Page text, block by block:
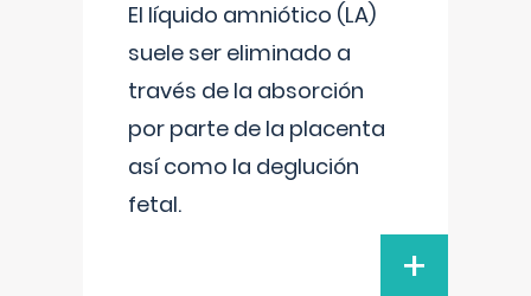
El líquido amniótico (LA)
suele ser eliminado a
través de la absorción
por parte de la placenta
así como la deglución
fetal.
+